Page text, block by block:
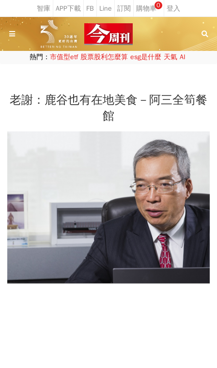
0
熱門： 市值型etf 股票股利怎麼算 esg是什麼 天氣 AI
老謝：鹿谷也有在地美食－阿三全筍餐
館